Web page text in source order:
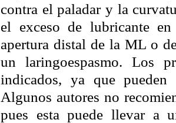
contra el paladar y la
el exceso de lubricante
apertura distal de la ML o
un laringoespasmo. Los
indicados, ya que
Algunos autores no
pues esta puede llevar a